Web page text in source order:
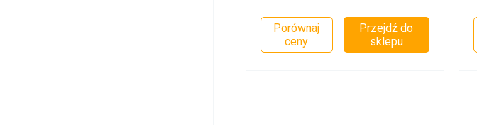
Porównaj
ceny
Przejdź do
sklepu